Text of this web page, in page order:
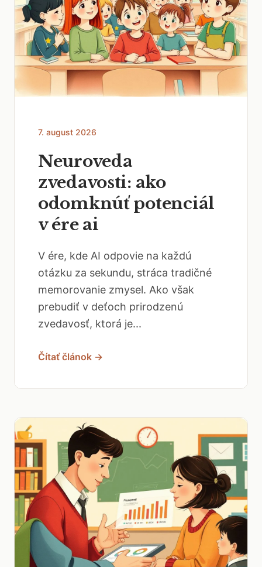
7. august 2026
Neuroveda
zvedavosti: ako
odomknúť potenciál
v ére ai
V ére, kde AI odpovie na každú
otázku za sekundu, stráca tradičné
memorovanie zmysel. Ako však
prebudiť v deťoch prirodzenú
zvedavosť, ktorá je...
Čítať článok →